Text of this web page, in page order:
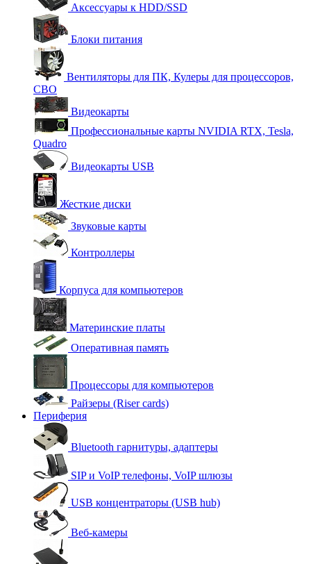
Аксессуары к HDD/SSD
Блоки питания
Вентиляторы для ПК, Кулеры для процессоров,
СВО
Видеокарты
Профессиональные карты NVIDIA RTX, Tesla,
Quadro
Видеокарты USB
Жесткие диски
Звуковые карты
Контроллеры
Корпуса для компьютеров
Материнские платы
Оперативная память
Процессоры для компьютеров
Райзеры (Riser cards)
Периферия
Bluetooth гарнитуры, адаптеры
SIP и VoIP телефоны, VoIP шлюзы
USB концентраторы (USB hub)
Веб-камеры